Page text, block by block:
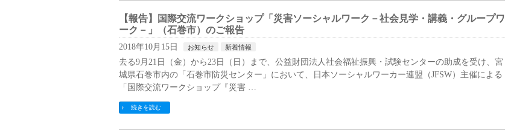
【報告】国際交流ワークショップ「災害ソーシャルワーク－社会見学・講義・グループワ
ーク－」（石巻市）のご報告
2018年10月15日 お知らせ 新着情報
去る9月21日（金）から23日（日）まで、公益財団法人社会福祉振興・試験センターの助成を受け、宮
城県石巻市内の「石巻市防災センター」において、日本ソーシャルワーカー連盟（JFSW）主催による
「国際交流ワークショップ『災害 …
続きを読む